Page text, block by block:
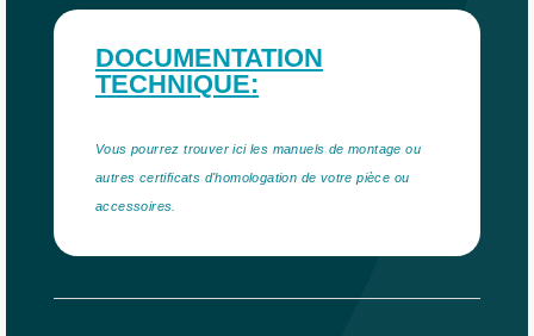
DOCUMENTATION
TECHNIQUE:
Vous pourrez trouver ici les manuels de montage ou
autres certificats d'homologation de votre pièce ou
accessoires.